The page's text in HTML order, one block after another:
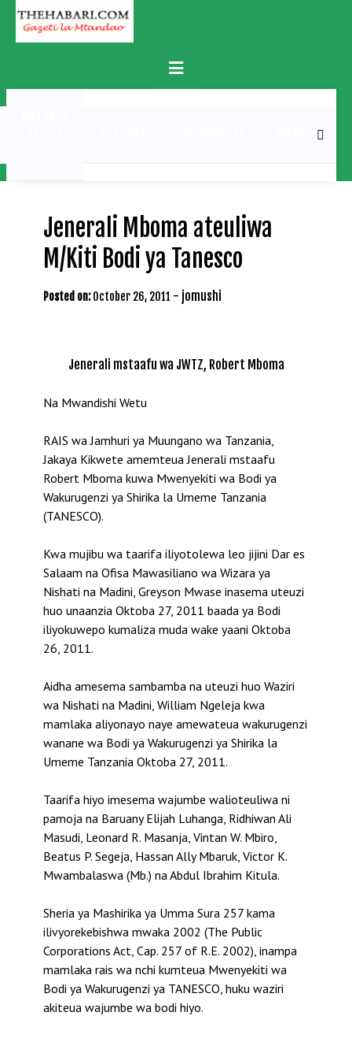
Skip
content
Primary
Menu
MICHEZO
Jenerali Mboma ateuliwa
M/Kiti Bodi ya Tanesco
Posted on: October 26, 2011 - jomushi
Jenerali mstaafu wa JWTZ, Robert Mboma
Na Mwandishi Wetu
RAIS wa Jamhuri ya Muungano wa Tanzania,
Jakaya Kikwete amemteua Jenerali mstaafu
Robert Mboma kuwa Mwenyekiti wa Bodi ya
Wakurugenzi ya Shirika la Umeme Tanzania
(TANESCO).
Kwa mujibu wa taarifa iliyotolewa leo jijini Dar es
Salaam na Ofisa Mawasiliano wa Wizara ya
Nishati na Madini, Greyson Mwase inasema uteuzi
huo unaanzia Oktoba 27, 2011 baada ya Bodi
iliyokuwepo kumaliza muda wake yaani Oktoba
26, 2011.
Aidha amesema sambamba na uteuzi huo Waziri
wa Nishati na Madini, William Ngeleja kwa
mamlaka aliyonayo naye amewateua wakurugenzi
wanane wa Bodi ya Wakurugenzi ya Shirika la
Umeme Tanzania Oktoba 27, 2011.
Taarifa hiyo imesema wajumbe walioteuliwa ni
pamoja na Baruany Elijah Luhanga, Ridhiwan Ali
Masudi, Leonard R. Masanja, Vintan W. Mbiro,
Beatus P. Segeja, Hassan Ally Mbaruk, Victor K.
Mwambalaswa (Mb.) na Abdul Ibrahim Kitula.
Sheria ya Mashirika ya Umma Sura 257 kama
ilivyorekebishwa mwaka 2002 (The Public
Corporations Act, Cap. 257 of R.E. 2002), inampa
mamlaka rais wa nchi kumteua Mwenyekiti wa
Bodi ya Wakurugenzi ya TANESCO, huku waziri
akiteua wajumbe wa bodi hiyo.